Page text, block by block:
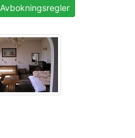
Avbokningsregler